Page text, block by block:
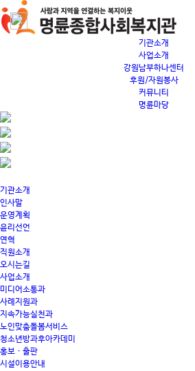
기관소개
사업소개
강원남부하나센터
후원/자원봉사
커뮤니티
명륜마당
기관소개
인사말
운영계획
윤리선언
연혁
직원소개
오시는길
사업소개
미디어소통과
사례지원과
지속가능실천과
노인맞춤돌봄서비스
청소년방과후아카데미
홍보 · 출판
시설이용안내